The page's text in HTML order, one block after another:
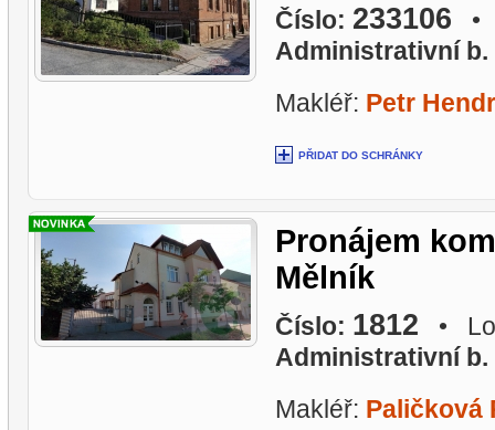
Číslo: 233106 •
Administrativní b.
Makléř: Petr
PŘIDAT DO SCHRÁNKY
Pronájem
Mělník
Číslo: 1812 •
Administrativní b.
Makléř: Paličková